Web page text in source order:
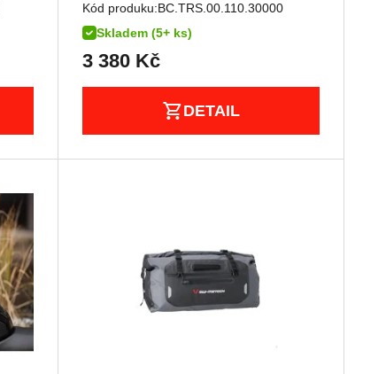
Skladem (5+ ks)
Kód produku:BC.TRS.00.110.30000
3 380 Kč
DETAIL